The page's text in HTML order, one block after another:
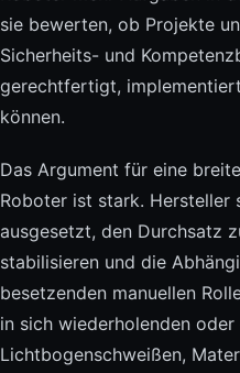
sie bewerten, ob Projekte
Sicherheits- und
gerechtfertigt,
können.
Das Argument für eine
Roboter ist stark. Hersteller
ausgesetzt, den Durchsatz
stabilisieren und die
besetzenden manuellen
in sich wiederholenden
Lichtbogenschweißen,